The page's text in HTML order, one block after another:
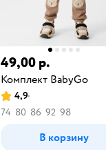
49,00 р.
Комплект BabyGо
4,9
74 80 86 92 98
В корзину